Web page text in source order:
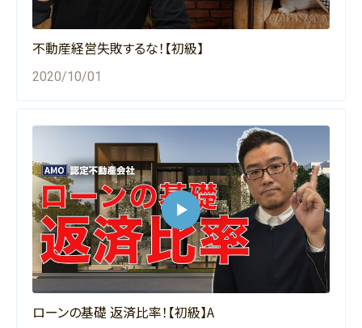
不動産経営失敗するな！【初級】
2020/10/01
ローンの基礎 返済比率！【初級】A